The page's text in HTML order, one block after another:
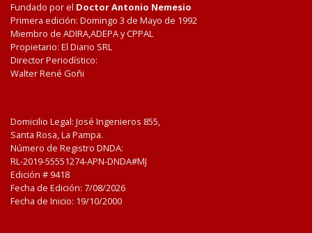
Fundado por el Doctor Antonio Nemesio
Primera edición: Domingo 3 de Mayo de 1992
Miembro de ADIRA,ADEPA y CPPAL
Propietario: El Diario SRL
Director Periodístico:
Walter René Goñi
Domicilio Legal: José Ingenieros 855,
Santa Rosa, La Pampa.
Número de Registro DNDA:
RL-2019-55551274-APN-DNDA#MJ
Edición # 9418
Fecha de Edición: 7/08/2026
Fecha de Inicio: 19/10/2000